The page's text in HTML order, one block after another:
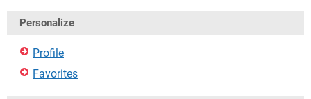
Personalize
Profile
Favorites